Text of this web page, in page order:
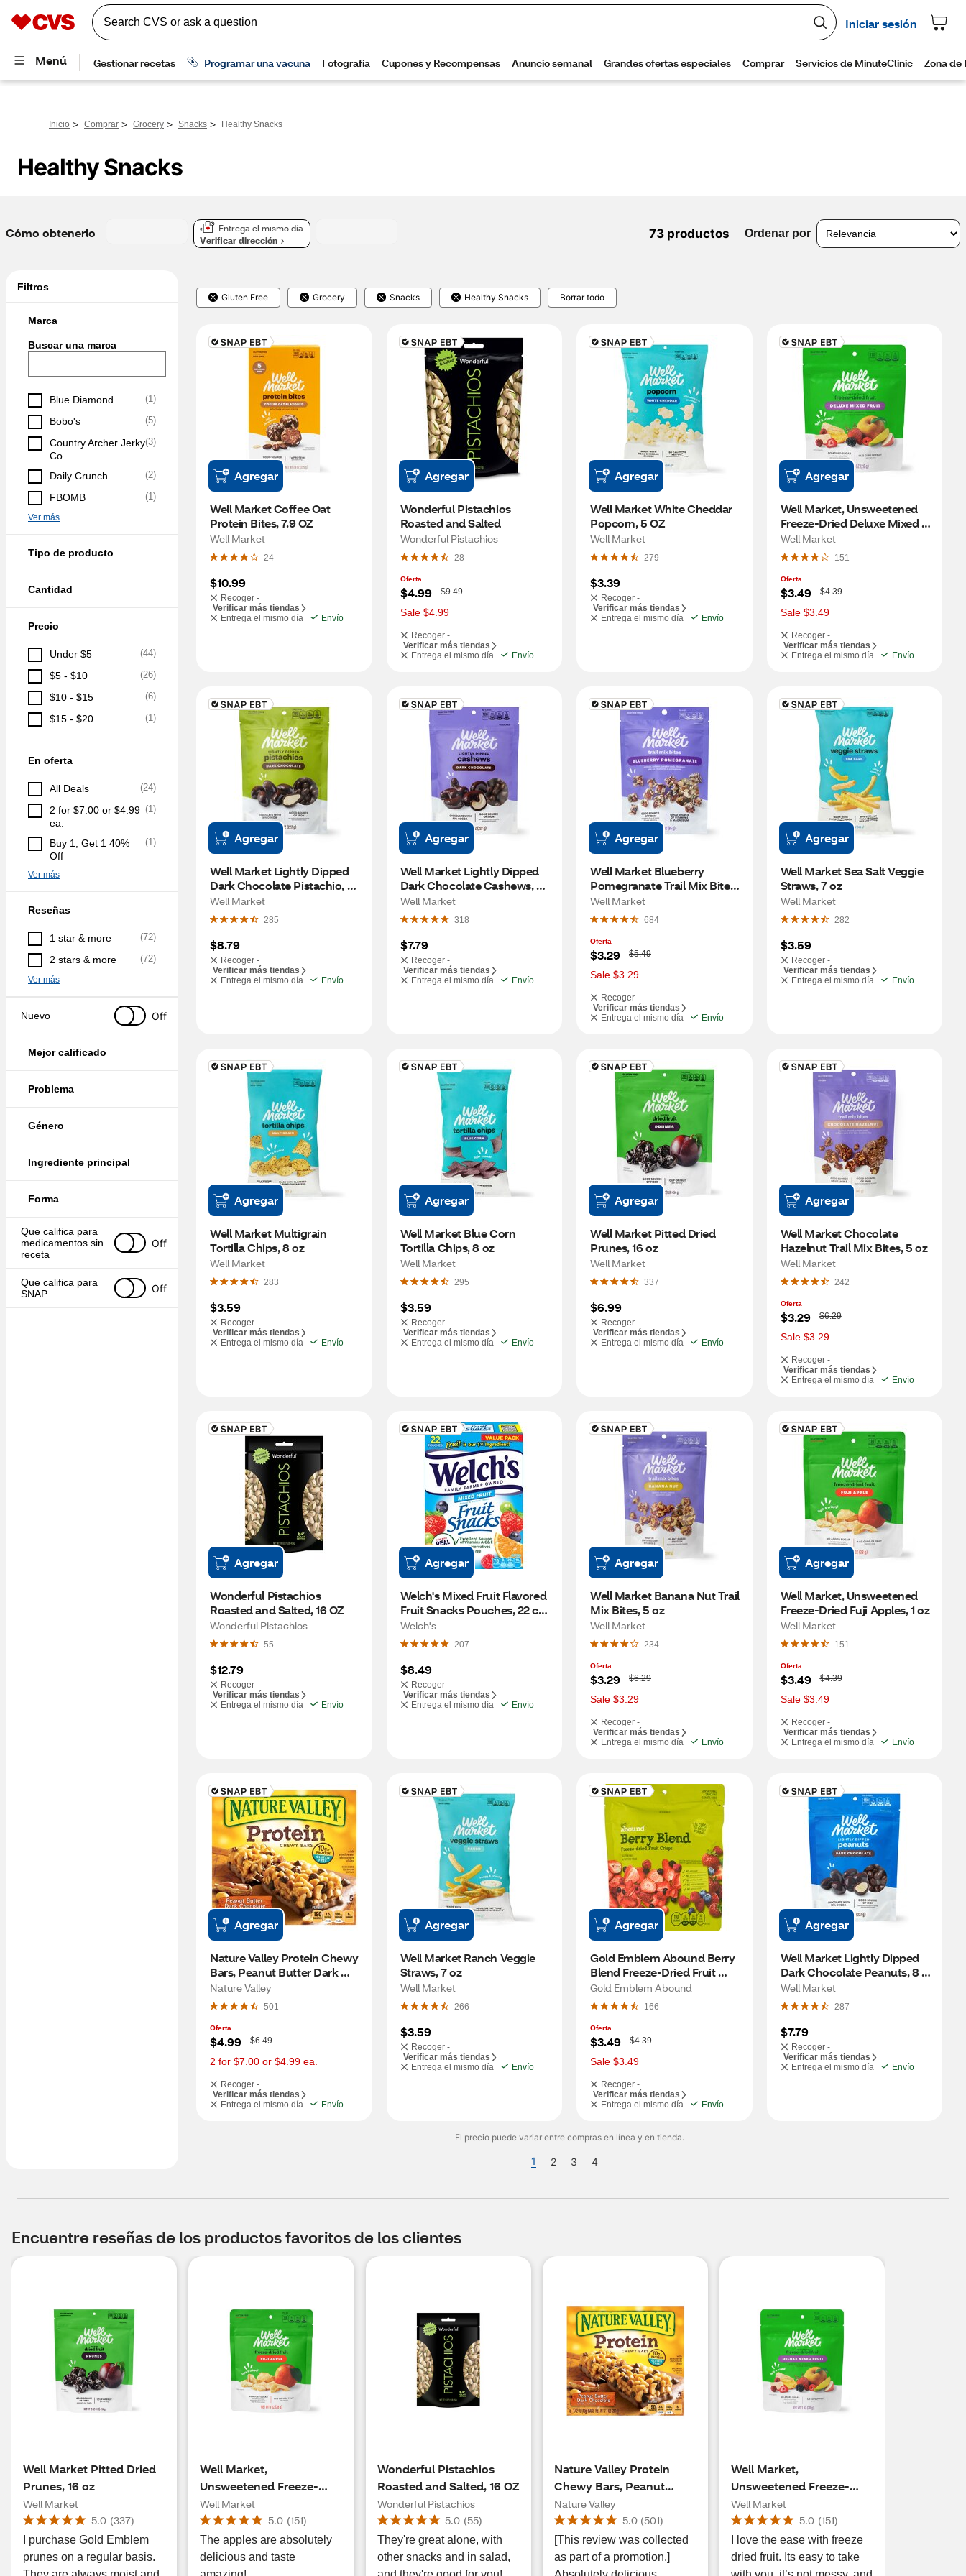
Inicio > Comprar > Grocery > Snacks > Healthy Snacks
Healthy Snacks
Cómo obtenerlo
Entrega el mismo día
Verificar dirección
73 productos Ordenar por
Filtros
Marca
Buscar una marca
Blue Diamond (1)
Bobo's (5)
Country Archer Jerky
Co.
(3)
Daily Crunch (2)
FBOMB (1)
Ver más
Tipo de producto
Cantidad
Precio
Under $5 (44)
$5 - $10 (26)
$10 - $15 (6)
$15 - $20 (1)
En oferta
All Deals (24)
2 for $7.00 or $4.99
ea.
(1)
Buy 1, Get 1 40%
Off
(1)
Ver más
Reseñas
1 star & more (72)
2 stars & more (72)
Ver más
Nuevo Off
Mejor calificado
Problema
Género
Ingrediente principal
Forma
Que califica para
medicamentos sin
receta
Off
Que califica para
SNAP
Off
Gluten Free Grocery Snacks Healthy Snacks Borrar todo
Agregar
Well Market Coffee Oat
Protein Bites, 7.9 OZ
Well Market
24
$10.99
Recoger -
Verificar más tiendas
Entrega el mismo día
Envío
Agregar
Wonderful Pistachios
Roasted and Salted
Wonderful Pistachios
28
Oferta
$4.99
W
a
s
$9.49
Sale $4.99
Recoger -
Verificar más tiendas
Entrega el mismo día
Envío
Agregar
Well Market White Cheddar
Popcorn, 5 OZ
Well Market
279
$3.39
Recoger -
Verificar más tiendas
Entrega el mismo día
Envío
Agregar
Well Market, Unsweetened
Freeze-Dried Deluxe Mixed
Fruit, 1 oz
Well Market
151
Oferta
$3.49
W
a
s
$4.39
Sale $3.49
Recoger -
Verificar más tiendas
Entrega el mismo día
Envío
Agregar
Well Market Lightly Dipped
Dark Chocolate Pistachio, 8
oz
Well Market
285
$8.79
Recoger -
Verificar más tiendas
Entrega el mismo día
Envío
Agregar
Well Market Lightly Dipped
Dark Chocolate Cashews, 8
oz
Well Market
318
$7.79
Recoger -
Verificar más tiendas
Entrega el mismo día
Envío
Agregar
Well Market Blueberry
Pomegranate Trail Mix Bites,
3 oz
Well Market
684
Oferta
$3.29
W
a
s
$5.49
Sale $3.29
Recoger -
Verificar más tiendas
Entrega el mismo día
Envío
Agregar
Well Market Sea Salt Veggie
Straws, 7 oz
Well Market
282
$3.59
Recoger -
Verificar más tiendas
Entrega el mismo día
Envío
Agregar
Well Market Multigrain
Tortilla Chips, 8 oz
Well Market
283
$3.59
Recoger -
Verificar más tiendas
Entrega el mismo día
Envío
Agregar
Well Market Blue Corn
Tortilla Chips, 8 oz
Well Market
295
$3.59
Recoger -
Verificar más tiendas
Entrega el mismo día
Envío
Agregar
Well Market Pitted Dried
Prunes, 16 oz
Well Market
337
$6.99
Recoger -
Verificar más tiendas
Entrega el mismo día
Envío
Agregar
Well Market Chocolate
Hazelnut Trail Mix Bites, 5 oz
Well Market
242
Oferta
$3.29
W
a
s
$6.29
Sale $3.29
Recoger -
Verificar más tiendas
Entrega el mismo día
Envío
Agregar
Wonderful Pistachios
Roasted and Salted, 16 OZ
Wonderful Pistachios
55
$12.79
Recoger -
Verificar más tiendas
Entrega el mismo día
Envío
Agregar
Welch's Mixed Fruit Flavored
Fruit Snacks Pouches, 22 ct,
19.8 oz
Welch's
207
$8.49
Recoger -
Verificar más tiendas
Entrega el mismo día
Envío
Agregar
Well Market Banana Nut Trail
Mix Bites, 5 oz
Well Market
234
Oferta
$3.29
W
a
s
$6.29
Sale $3.29
Recoger -
Verificar más tiendas
Entrega el mismo día
Envío
Agregar
Well Market, Unsweetened
Freeze-Dried Fuji Apples, 1 oz
Well Market
151
Oferta
$3.49
W
a
s
$4.39
Sale $3.49
Recoger -
Verificar más tiendas
Entrega el mismo día
Envío
Agregar
Nature Valley Protein Chewy
Bars, Peanut Butter Dark
Chocolate
Nature Valley
501
Oferta
$4.99
W
a
s
$6.49
2 for $7.00 or $4.99 ea.
Recoger -
Verificar más tiendas
Entrega el mismo día
Envío
Agregar
Well Market Ranch Veggie
Straws, 7 oz
Well Market
266
$3.59
Recoger -
Verificar más tiendas
Entrega el mismo día
Envío
Agregar
Gold Emblem Abound Berry
Blend Freeze-Dried Fruit
Crisps, 1 oz
Gold Emblem Abound
166
Oferta
$3.49
W
a
s
$4.39
Sale $3.49
Recoger -
Verificar más tiendas
Entrega el mismo día
Envío
Agregar
Well Market Lightly Dipped
Dark Chocolate Peanuts, 8
oz
Well Market
287
$7.79
Recoger -
Verificar más tiendas
Entrega el mismo día
Envío
El precio puede variar entre compras en línea y en tienda.
1 2 3 4
Encuentre reseñas de los productos favoritos de los clientes
Well Market Pitted Dried
Prunes, 16 oz
Well Market
5.0 (337)
I purchase Gold Emblem
prunes on a regular basis.
Well Market,
Unsweetened Freeze-
Dried Fuji Apples, 1 oz
Well Market
5.0 (151)
The apples are absolutely
delicious and taste
Wonderful Pistachios
Roasted and Salted, 16 OZ
Wonderful Pistachios
5.0 (55)
They're great alone, with
other snacks and in salad,
Nature Valley Protein
Chewy Bars, Peanut
Butter Dark Chocolate
Nature Valley
5.0 (501)
[This review was collected
as part of a promotion.]
Well Market,
Unsweetened Freeze-
Dried Deluxe Mixed Fruit,
1 oz
Well Market
5.0 (151)
I love the ease with freeze
dried fruit. Its easy to take